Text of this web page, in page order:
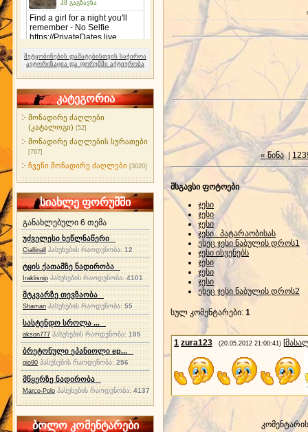
შეტყობინების დამატებისთვის საჭიროა
ავტორიზაცია და ფორუმში აქტიურობა
კატეგორია
მონადირე ძაღლები
(კატალოგი) [52]
მონადირე ძაღლების სურათები
[767]
ჩვენი მონადირე ძაღლები [3020]
სიახლე ფორუმში
განახლებული 6 თემა
უძველესი ხეწლნაწერი
Ciallinall პასუხების რაოდენობა:12
ტყის ქათამზე ნადირობა
Iraklisnip პასუხების რაოდენობა: 4101
მტკვარზე თევზაობა
Shaman პასუხების რაოდენობა:55
სასტენდო სროლა ...
akson777 პასუხების რაოდენობა:195
ბრეტონული ეპანიოლი ep...
gio90 პასუხების რაოდენობა:256
მწყერზე ნადირობა
Marco-Polo პასუხების რაოდენობა:4137
ბოლო კომენტარები
« წინა|
მსგავსი ფოტოები
ჯესი
ჯესი
ჯესი
ჯესი.. პატარაობისას
ესეც ჯესი ნაბულის დროს1
ჯესი ისვენებს
ჯესი
ჯესი
ჯესი
ესეც ჯესი ნაბულის დროს2
სულ კომენტარები: 1
1 zura123 (20.05.2012 21:00:41) [